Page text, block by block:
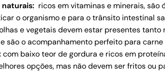
ricos em vitaminas e minerais,
o organismo e para o trânsito intestinal
e vegetais devem estar presentes tanto
são o acompanhamento perfeito para
com baixo teor de gordura e ricos em
opções, mas não devem ser fritos ou